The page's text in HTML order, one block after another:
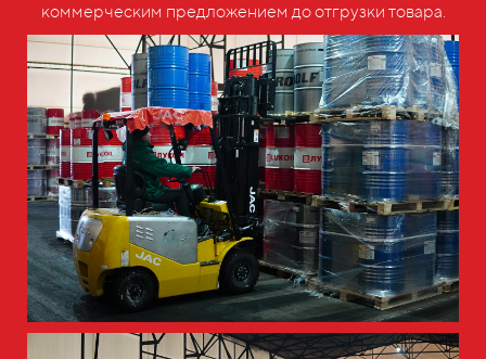
коммерческим предложением до отгрузки товара.